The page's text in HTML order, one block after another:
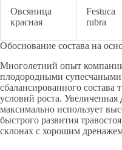
Овсяница
красная
Festuca
rubra
Обоснование состава на
Многолетний опыт
плодородными супесчаными
сбалансированного
условий роста. Увеличенная
максимально использует
быстрого развития
склонах с хорошим